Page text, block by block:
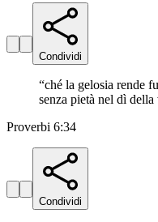
Condividi
“ché la gelosia rende
senza pietà nel dì della
Proverbi 6:34
Condividi